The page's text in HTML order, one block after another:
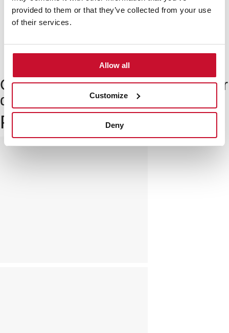
provided to them or that they’ve collected from your use
of their services.
Allow all
Customize
Deny
Cómo programar el temporizador
del horno
Productos relacionados